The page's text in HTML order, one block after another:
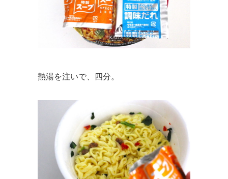
熱湯を注いで、四分。